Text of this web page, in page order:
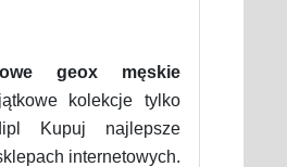
geox męskie
kolekcje tylko
Kupuj najlepsze
internetowych.